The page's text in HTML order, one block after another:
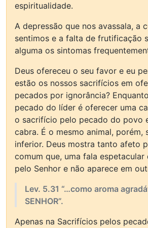
espiritualidade.
A depressão que nos avassala, a
sentimos e a falta de frutificação
alguma os sintomas
Deus ofereceu o seu favor e eu
estão os nossos sacrifícios em
pecados por ignorância?
pecado do líder é oferecer uma
o sacrifício pelo pecado do povo
cabra. É o mesmo animal, porém,
inferior. Deus mostra tanto afeto
comum que, uma fala espetacular
pelo Senhor e não aparece em
Lev. 5.31 “…como aroma
SENHOR”.
Apenas na Sacrifícios pelos